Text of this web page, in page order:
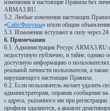
изменения в настоящие Правила без
ARMA3.RU.
5.2. Любые изменения настоящих
«Сайт/Форумы» и/или общим
5.3. Изменения вступают в силу через 24
6. Примечания
6.1. Администрация Ресурс ARMA3.RU
недоступную публично, в тайне, однако
доступную информацию о пользователях
реальной личности пользователя, а
нарушающего настоящие Правила.
6.2. Если пользователь желает удалить
администраторам, оправив сообщение на
с адреса, указанного им при
профиля удаляются, а аккаунт